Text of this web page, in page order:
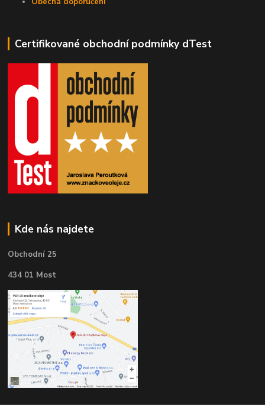
Certifikované obchodní podmínky dTest
Kde nás najdete
Obchodní 25
434 01 Most